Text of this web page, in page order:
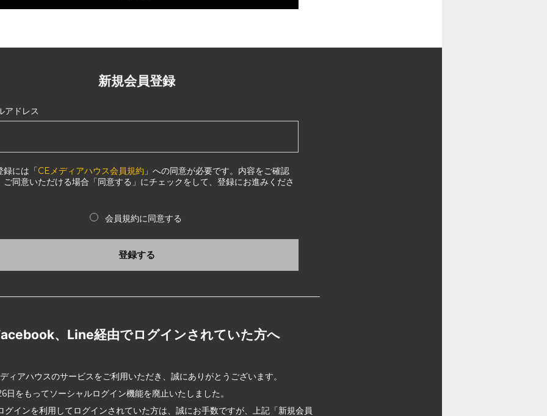
新規会員登録
アドレス
録には「CEメディアハウス会員規約 」への同意が必要です。内容をご確認
ご同意いただける場合「同意する」にチェックをして、登録にお進みくださ
会員規約に同意する
登録する
、Line経由でログインされていた方へ
ィアハウスのサービスをご利用いただき、誠にありがとうございます。
日をもってソーシャルログイン機能を廃止いたしました。
グインを利用してログインされていた方は、誠にお手数ですが、上記「新規会員